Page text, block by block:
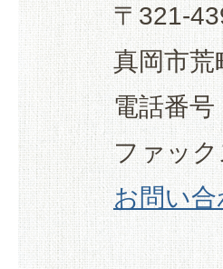
〒321-
真岡市
電話番
ファッ
お問い